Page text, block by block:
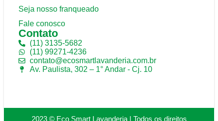
Seja nosso franqueado
Fale conosco
Contato
(11) 3135-5682
(11) 99271-4236
contato@ecosmartlavanderia.com.br
Av. Paulista, 302 – 1° Andar - Cj. 10
2023 © Eco Smart Lavanderia | Todos os direitos